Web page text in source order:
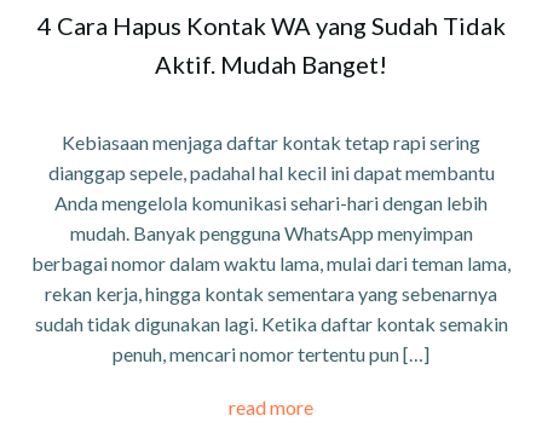
4 Cara Hapus Kontak WA yang Sudah Tidak
Aktif. Mudah Banget!
Kebiasaan menjaga daftar kontak tetap rapi sering
dianggap sepele, padahal hal kecil ini dapat membantu
Anda mengelola komunikasi sehari-hari dengan lebih
mudah. Banyak pengguna WhatsApp menyimpan
berbagai nomor dalam waktu lama, mulai dari teman lama,
rekan kerja, hingga kontak sementara yang sebenarnya
sudah tidak digunakan lagi. Ketika daftar kontak semakin
penuh, mencari nomor tertentu pun […]
read more